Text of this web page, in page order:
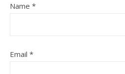
Name *
Email *